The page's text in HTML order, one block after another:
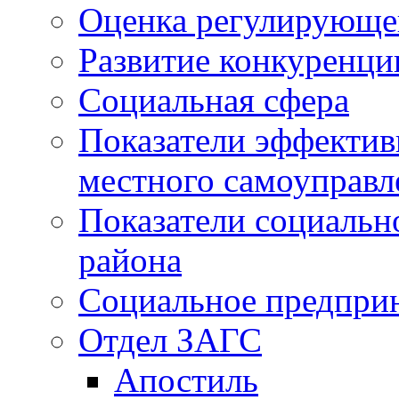
Оценка
Развитие
Социальная сфера
Показатели
местного
Показатели
района
Социальное
Отдел ЗАГС
Апостиль